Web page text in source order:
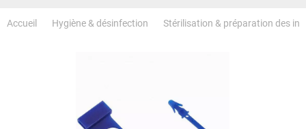
Accueil Hygiène & désinfection Stérilisation & préparation des